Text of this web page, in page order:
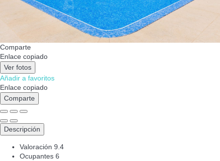
Comparte
Enlace copiado
Ver fotos
Añadir a favoritos
Enlace copiado
Comparte
Descripción
Valoración 9.4
Ocupantes 6